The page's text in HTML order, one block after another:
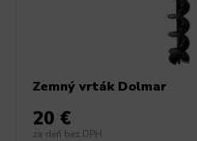
Zemný vrták Dolmar
20 €
za deň bez DPH